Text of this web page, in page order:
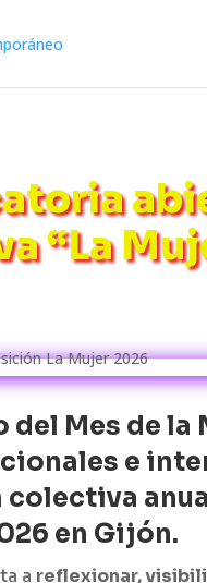
“La
del Mes de
e
en Gijón.
a reflexionar,